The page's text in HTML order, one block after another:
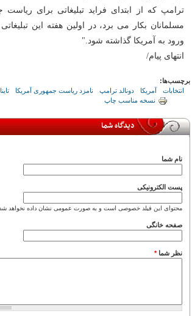
ترامپ که از ابتدای فراید تبلیغاتی برای
مسلمانان بکار می برد، در اولین هفته این
ورود به آمریکا گذاشته شود."
انتهای پیام/
برچسب‌ها:
انتخابات
آمریکا دونالد ترامپ نامزد ریاست جمهوری آمریکا
نسخه مناسب چاپ
دیدگاه شما
نام شما
پست الکترونیکی
محتوای این فیلد خصوصی است و به صورت عمومی نشان داده نخواهد شد.
صفحه خانگی
نظر شما*